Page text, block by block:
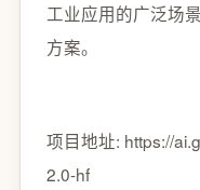
工业应用的广泛场
方案。
项目地址: https://
2.0-hf